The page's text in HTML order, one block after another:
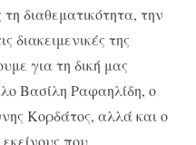
διαθεματικότητα, την
διακειμενικές της
για τη δική μας
Βασίλη Ραφαηλίδη, ο
Κορδάτος, αλλά και ο
που